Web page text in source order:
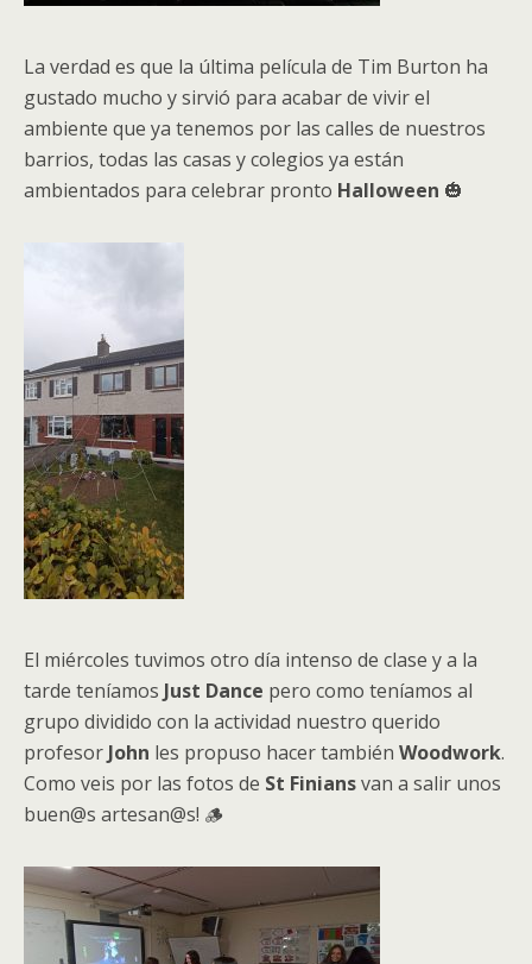
La verdad es que la última película de Tim Burton ha
gustado mucho y sirvió para acabar de vivir el
ambiente que ya tenemos por las calles de nuestros
barrios, todas las casas y colegios ya están
ambientados para celebrar pronto Halloween 🎃
El miércoles tuvimos otro día intenso de clase y a la
tarde teníamos Just Dance pero como teníamos al
grupo dividido con la actividad nuestro querido
profesor John les propuso hacer también Woodwork.
Como veis por las fotos de St Finiansvan a salir unos
buen@s artesan@s! 🪵